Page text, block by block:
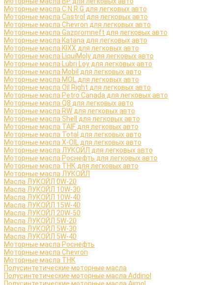
Моторные масла C.N.R.G для легковых авто
Моторные масла Castrol для легковых авто
Моторные масла Chevron для легковых авто
Моторные масла Gazpromneft для легковых авто
Моторные масла Katana для легковых авто
Моторные масла KIXX для легковых авто
Моторные масла LiquiMoly для легковых авто
Моторные масла Lubri Loy для легковых авто
Моторные масла Mobil для легковых авто
Моторные масла MOL для легковых авто
Моторные масла Oil Right для легковых авто
Моторные масла Petro Canada для легковых авто
Моторные масла Q8 для легковых авто
Моторные масла RW для легковых авто
Моторные масла Shell для легковых авто
Моторные масла TAIF для легковых авто
Моторные масла Total для легковых авто
Моторные масла X-OIL для легковых авто
Моторные масла ЛУКОЙЛ для легковых авто
Моторные масла Роснефть для легковых авто
Моторные масла ТНК для легковых авто
Моторные масла ЛУКОЙЛ
Масла ЛУКОЙЛ 0W-20
Масла ЛУКОЙЛ 10W-30
Масла ЛУКОЙЛ 10W-40
Масла ЛУКОЙЛ 15W-40
Масла ЛУКОЙЛ 20W-50
Масла ЛУКОЙЛ 5W-20
Масла ЛУКОЙЛ 5W-30
Масла ЛУКОЙЛ 5W-40
Моторные масла Роснефть
Моторные масла Сhevron
Моторные масла ТНК
Полусинтетические моторные масла
Полусинтетические моторные масла Addinol